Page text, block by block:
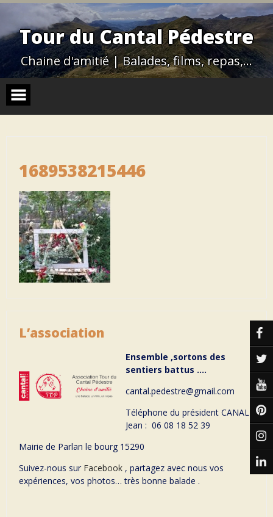
Skip
contentTour du Cantal Pédestre
Chaine d'amitié | Balades, films, repas,…
1689538215446
L’association
Ensemble ,sortons des
sentiers battus ….
cantal.pedestre@gmail.com
Téléphone du président CANAL
Jean : 06 08 18 52 39
Mairie de Parlan le bourg 15290
Suivez-nous sur Facebook , partagez avec nous vos
expériences, vos photos… très bonne balade .